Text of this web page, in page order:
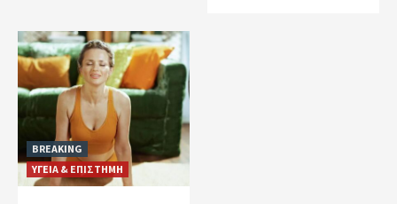
BREAKING
ΥΓΕΙΑ & ΕΠΙΣΤΗΜΗ